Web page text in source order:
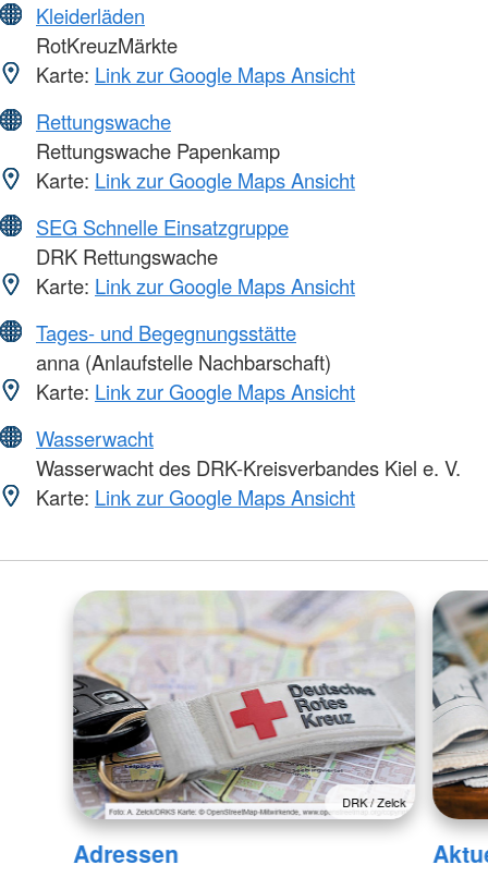
Kleiderläden
RotKreuzMärkte
Karte: Link zur Google Maps Ansicht
Rettungswache
Rettungswache Papenkamp
Karte: Link zur Google Maps Ansicht
SEG Schnelle Einsatzgruppe
DRK Rettungswache
Karte: Link zur Google Maps Ansicht
Tages- und Begegnungsstätte
anna (Anlaufstelle Nachbarschaft)
Karte: Link zur Google Maps Ansicht
Wasserwacht
Wasserwacht des DRK-Kreisverbandes Kiel e. V.
Karte: Link zur Google Maps Ansicht
DRK / Zelck
Adressen